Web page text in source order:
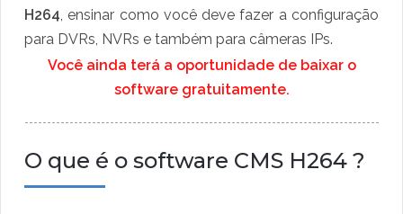
H264, ensinar como você deve fazer a configuração
para DVRs, NVRs e também para câmeras IPs.
Você ainda terá a oportunidade de baixar o
software gratuitamente.
O que é o software CMS H264 ?